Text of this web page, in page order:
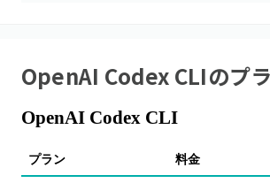
OpenAI Codex CLIのプ
OpenAI Codex CLI
プラン 料金